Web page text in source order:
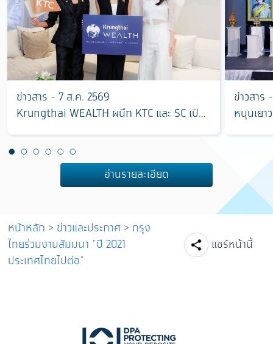
ข่าวสาร - 7 ส.ค. 2569
Krungthai WEALTH ผนึก KTC และ SC เปิด
มิติใหม่การลงทุนอสังหาริมทรัพย์ ตอบโจทย์
การบริหารความมั่งคั่งครบวงจร
ข่าวสาร
หนุนเยา
“ฮักแม่
อ่านรายละเอียด
หน้าหลัก > ข่าวและประกาศ > กรุง
ไทยร่วมงานสัมมนา "ปี 2021
ประเทศไทยไปต่อ"
แชร์หน้านี้
Facebook
Line